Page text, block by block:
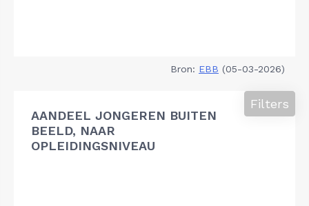
Bron: EBB (05-03-2026)
AANDEEL JONGEREN BUITEN
BEELD, NAAR
OPLEIDINGSNIVEAU
Filters